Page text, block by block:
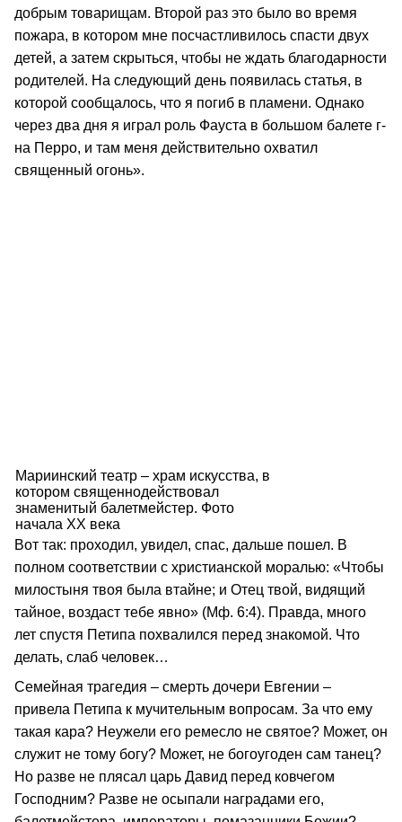
добрым товарищам. Второй раз это было во время
пожара, в котором мне посчастливилось спасти двух
детей, а затем скрыться, чтобы не ждать благодарности
родителей. На следующий день появилась статья, в
которой сообщалось, что я погиб в пламени. Однако
через два дня я играл роль Фауста в большом балете г-
на Перро, и там меня действительно охватил
священный огонь».
Мариинский театр – храм искусства, в
котором священнодействовал
знаменитый балетмейстер. Фото
начала XX века
Вот так: проходил, увидел, спас, дальше пошел. В
полном соответствии с христианской моралью: «Чтобы
милостыня твоя была втайне; и Отец твой, видящий
тайное, воздаст тебе явно» (Мф. 6:4). Правда, много
лет спустя Петипа похвалился перед знакомой. Что
делать, слаб человек…
Семейная трагедия – смерть дочери Евгении –
привела Петипа к мучительным вопросам. За что ему
такая кара? Неужели его ремесло не святое? Может, он
служит не тому богу? Может, не богоугоден сам танец?
Но разве не плясал царь Давид перед ковчегом
Господним? Разве не осыпали наградами его,